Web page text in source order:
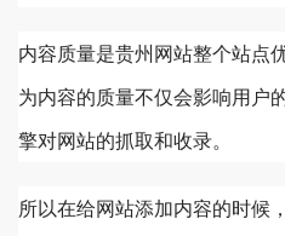
内容质量是贵州网站整个站点
为内容的质量不仅会影响用户
擎对网站的抓取和收录。
所以在给网站添加内容的时候